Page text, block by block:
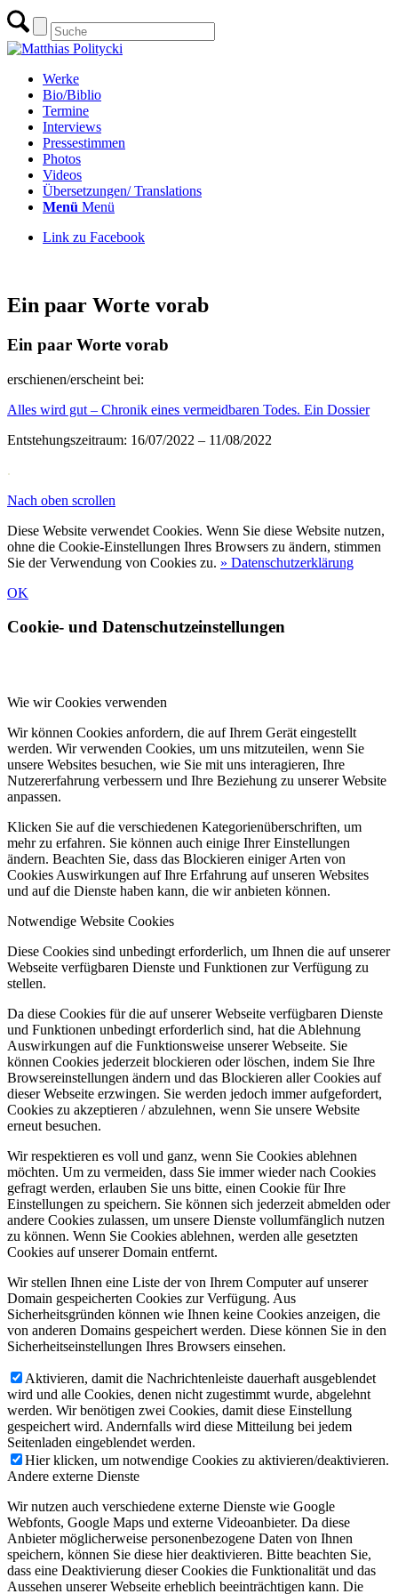
Werke
Bio/Biblio
Termine
Interviews
Pressestimmen
Photos
Videos
Übersetzungen/ Translations
Menü Menü
Link zu Facebook
Ein paar Worte vorab
Ein paar Worte vorab
erschienen/erscheint bei:
Alles wird gut – Chronik eines vermeidbaren Todes. Ein Dossier
Entstehungszeitraum: 16/07/2022 – 11/08/2022
.
Nach oben scrollen
Diese Website verwendet Cookies. Wenn Sie diese Website nutzen,
ohne die Cookie-Einstellungen Ihres Browsers zu ändern, stimmen
Sie der Verwendung von Cookies zu. » Datenschutzerklärung
OK
Cookie- und Datenschutzeinstellungen
Wie wir Cookies verwenden
Wir können Cookies anfordern, die auf Ihrem Gerät eingestellt
werden. Wir verwenden Cookies, um uns mitzuteilen, wenn Sie
unsere Websites besuchen, wie Sie mit uns interagieren, Ihre
Nutzererfahrung verbessern und Ihre Beziehung zu unserer Website
anpassen.
Klicken Sie auf die verschiedenen Kategorienüberschriften, um
mehr zu erfahren. Sie können auch einige Ihrer Einstellungen
ändern. Beachten Sie, dass das Blockieren einiger Arten von
Cookies Auswirkungen auf Ihre Erfahrung auf unseren Websites
und auf die Dienste haben kann, die wir anbieten können.
Notwendige Website Cookies
Diese Cookies sind unbedingt erforderlich, um Ihnen die auf unserer
Webseite verfügbaren Dienste und Funktionen zur Verfügung zu
stellen.
Da diese Cookies für die auf unserer Webseite verfügbaren Dienste
und Funktionen unbedingt erforderlich sind, hat die Ablehnung
Auswirkungen auf die Funktionsweise unserer Webseite. Sie
können Cookies jederzeit blockieren oder löschen, indem Sie Ihre
Browsereinstellungen ändern und das Blockieren aller Cookies auf
dieser Webseite erzwingen. Sie werden jedoch immer aufgefordert,
Cookies zu akzeptieren / abzulehnen, wenn Sie unsere Website
erneut besuchen.
Wir respektieren es voll und ganz, wenn Sie Cookies ablehnen
möchten. Um zu vermeiden, dass Sie immer wieder nach Cookies
gefragt werden, erlauben Sie uns bitte, einen Cookie für Ihre
Einstellungen zu speichern. Sie können sich jederzeit abmelden oder
andere Cookies zulassen, um unsere Dienste vollumfänglich nutzen
zu können. Wenn Sie Cookies ablehnen, werden alle gesetzten
Cookies auf unserer Domain entfernt.
Wir stellen Ihnen eine Liste der von Ihrem Computer auf unserer
Domain gespeicherten Cookies zur Verfügung. Aus
Sicherheitsgründen können wie Ihnen keine Cookies anzeigen, die
von anderen Domains gespeichert werden. Diese können Sie in den
Sicherheitseinstellungen Ihres Browsers einsehen.
Aktivieren, damit die Nachrichtenleiste dauerhaft ausgeblendet
wird und alle Cookies, denen nicht zugestimmt wurde, abgelehnt
werden. Wir benötigen zwei Cookies, damit diese Einstellung
gespeichert wird. Andernfalls wird diese Mitteilung bei jedem
Seitenladen eingeblendet werden.
Hier klicken, um notwendige Cookies zu aktivieren/deaktivieren.
Andere externe Dienste
Wir nutzen auch verschiedene externe Dienste wie Google
Webfonts, Google Maps und externe Videoanbieter. Da diese
Anbieter möglicherweise personenbezogene Daten von Ihnen
speichern, können Sie diese hier deaktivieren. Bitte beachten Sie,
dass eine Deaktivierung dieser Cookies die Funktionalität und das
Aussehen unserer Webseite erheblich beeinträchtigen kann. Die